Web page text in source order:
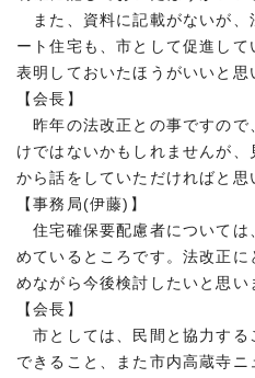
また、資料に記載がないが、
ート住宅も、市として促進し
表明しておいたほうがいいと思
【会長】
昨年の法改正との事ですので
けではないかもしれませんが、
から話をしていただければと思
【事務局(伊藤)】
住宅確保要配慮者については
めているところです。法改正
めながら今後検討したいと思い
【会長】
市としては、民間と協力する
できること、また市内高蔵寺